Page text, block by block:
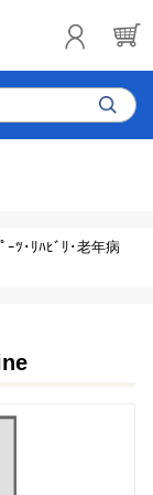
ｰﾂ･ﾘﾊﾋﾞﾘ･老年病